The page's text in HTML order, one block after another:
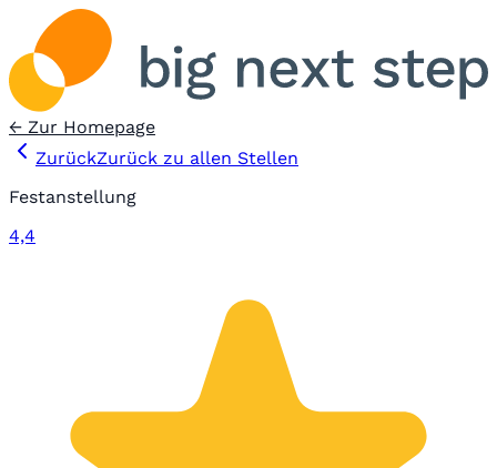
← Zur Homepage
ZurückZurück zu allen Stellen
Festanstellung
4,4